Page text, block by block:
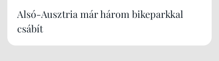
Alsó-Ausztria már három bikeparkkal
csábít